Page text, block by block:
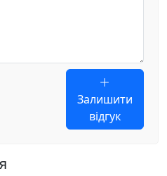
Залишити
відгук